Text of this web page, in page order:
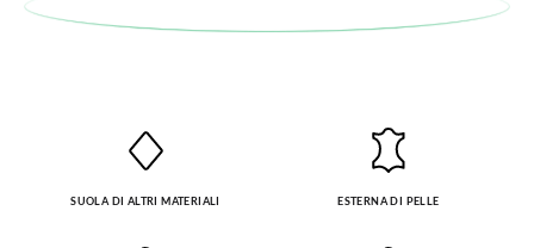
SUOLA DI ALTRI MATERIALI ESTERNA DI PELLE